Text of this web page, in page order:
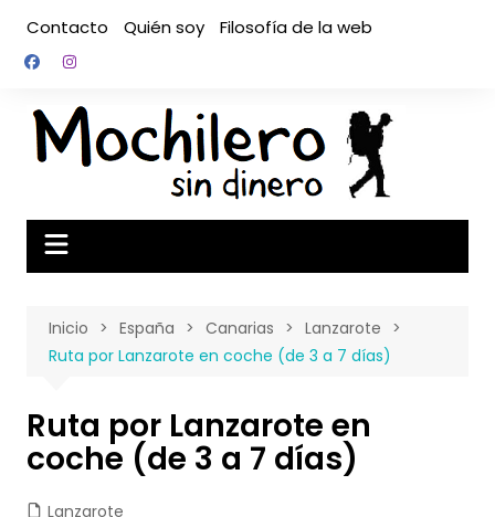
contenido
Contacto Quién soy Filosofía de la web
Inicio España Canarias
Lanzarote
Ruta por Lanzarote en coche (de 3 a 7 días)
Ruta por Lanzarote en
coche (de 3 a 7 días)
Lanzarote